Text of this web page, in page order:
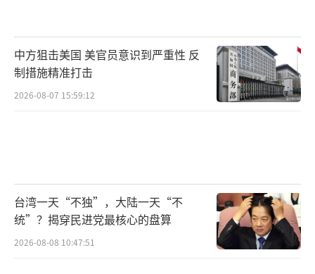
中方狙击美国 美官员意识到严重性 反
制措施精准打击
2026-08-07 15:59:12
台湾一天“不独”，大陆一天“不
统”？揭穿民进党最核心的盘算
2026-08-08 10:47:51